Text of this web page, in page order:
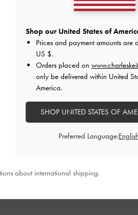
とても良かった
快適さ
普通
Shop our United States of
Prices and payment amounts are
US $.
Orders placed on
only be delivered within United
America.
SHOP UNITED STATES OF
Preferred Language:
about international shipping.